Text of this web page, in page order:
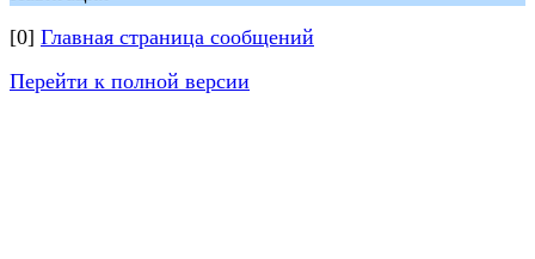
[0] Главная страница сообщений
Перейти к полной версии